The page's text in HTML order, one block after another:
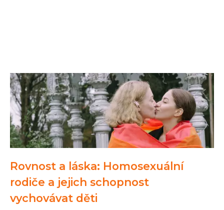
Rovnost a láska: Homosexuální
rodiče a jejich schopnost
vychovávat děti